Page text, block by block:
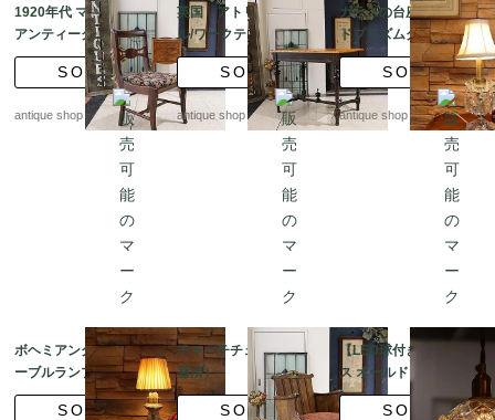
1920年代 マホガニー
アンティーク ドレッシ
ングチェア / 英国スタ
SOLD
antique shop at's
英国 アトリエテーブ
ル/ワークテーブル/食卓
テーブル
SOLD
antique shop at's
ガラスの台座 オール
ドプリズムグラス テ
ーブルランプ 【ラン
プシェード付き】
SOLD
antique shop at's
ボヘミアングラス テ
ーブルランプ 【ラン
プシェード付き】
SOLD
チャーチチェア （張
替済）
SOLD
【LED球付き】フラン
ス オールドプリズムグ
ラス プチシャンデリア
SOLD